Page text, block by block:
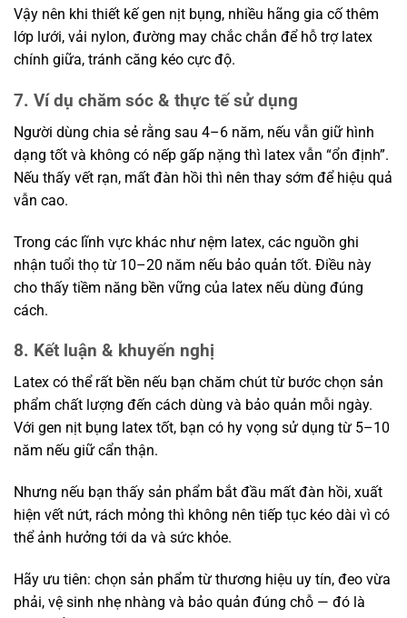
Vậy nên khi thiết kế gen nịt bụng, nhiều hãng gia cố thêm
lớp lưới, vải nylon, đường may chắc chắn để hỗ trợ latex
chính giữa, tránh căng kéo cực độ.
7. Ví dụ chăm sóc & thực tế sử dụng
Người dùng chia sẻ rằng sau 4–6 năm, nếu vẫn giữ hình
dạng tốt và không có nếp gấp nặng thì latex vẫn “ổn định”.
Nếu thấy vết rạn, mất đàn hồi thì nên thay sớm để hiệu quả
vẫn cao.
Trong các lĩnh vực khác như nệm latex, các nguồn ghi
nhận tuổi thọ từ 10–20 năm nếu bảo quản tốt. Điều này
cho thấy tiềm năng bền vững của latex nếu dùng đúng
cách.
8. Kết luận & khuyến nghị
Latex có thể rất bền nếu bạn chăm chút từ bước chọn sản
phẩm chất lượng đến cách dùng và bảo quản mỗi ngày.
Với gen nịt bụng latex tốt, bạn có hy vọng sử dụng từ 5–10
năm nếu giữ cẩn thận.
Nhưng nếu bạn thấy sản phẩm bắt đầu mất đàn hồi, xuất
hiện vết nứt, rách mỏng thì không nên tiếp tục kéo dài vì có
thể ảnh hưởng tới da và sức khỏe.
Hãy ưu tiên: chọn sản phẩm từ thương hiệu uy tín, đeo vừa
phải, vệ sinh nhẹ nhàng và bảo quản đúng chỗ — đó là